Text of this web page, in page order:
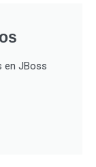
en JBoss